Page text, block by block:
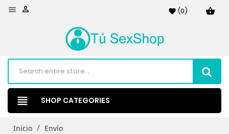
favorite (0)
 shopping_basket

view_headline SHOP CATEGORIES
Inicio Envío